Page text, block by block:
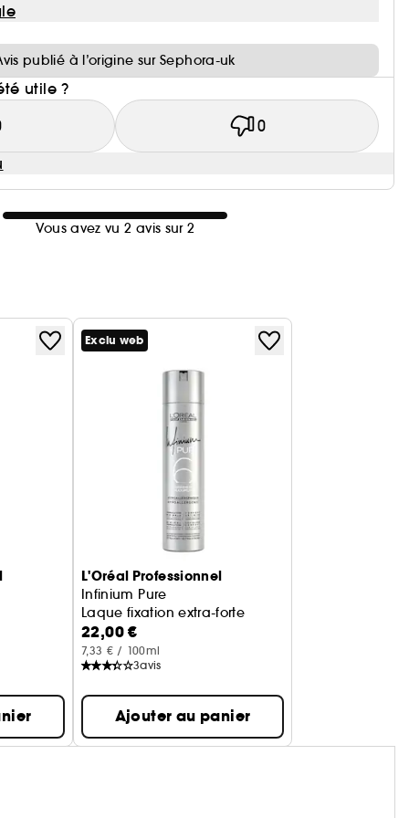
publié à l’origine sur Sephora-uk
utile ?
0
Vous avez vu 2 avis sur 2
Exclu web
L'Oréal Professionnel
Infinium Pure
Laque fixation extra-forte
22,00 €
7,33 € / 100ml
3avis
Ajouter au panier